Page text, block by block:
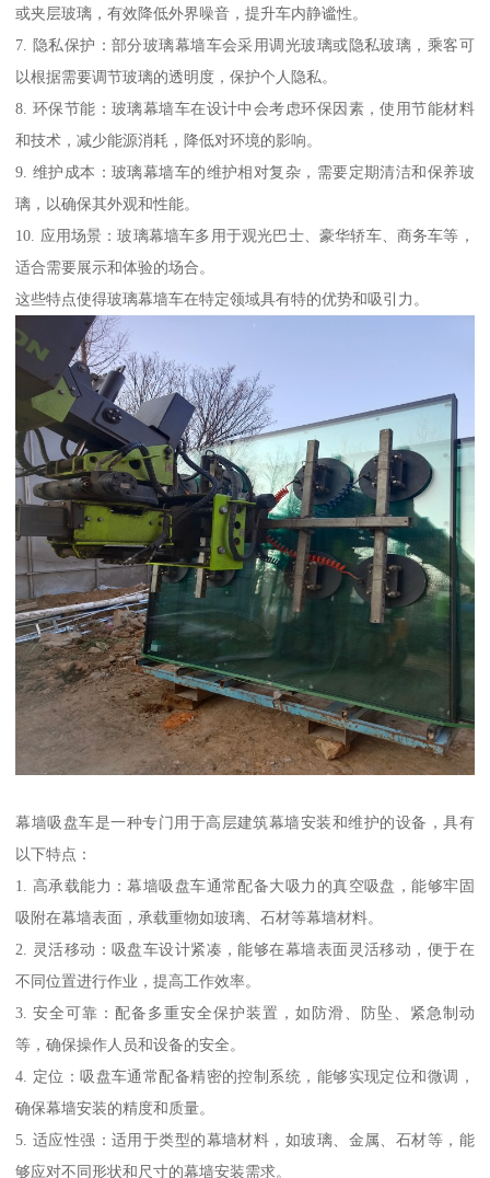
或夹层玻璃，有效降低外界噪音，提升车内静谧性。
7. 隐私保护：部分玻璃幕墙车会采用调光玻璃或隐私玻璃，乘客可
以根据需要调节玻璃的透明度，保护个人隐私。
8. 环保节能：玻璃幕墙车在设计中会考虑环保因素，使用节能材料
和技术，减少能源消耗，降低对环境的影响。
9. 维护成本：玻璃幕墙车的维护相对复杂，需要定期清洁和保养玻
璃，以确保其外观和性能。
10. 应用场景：玻璃幕墙车多用于观光巴士、豪华轿车、商务车等，
适合需要展示和体验的场合。
这些特点使得玻璃幕墙车在特定领域具有特的优势和吸引力。
幕墙吸盘车是一种专门用于高层建筑幕墙安装和维护的设备，具有
以下特点：
1. 高承载能力：幕墙吸盘车通常配备大吸力的真空吸盘，能够牢固
吸附在幕墙表面，承载重物如玻璃、石材等幕墙材料。
2. 灵活移动：吸盘车设计紧凑，能够在幕墙表面灵活移动，便于在
不同位置进行作业，提高工作效率。
3. 安全可靠：配备多重安全保护装置，如防滑、防坠、紧急制动
等，确保操作人员和设备的安全。
4. 定位：吸盘车通常配备精密的控制系统，能够实现定位和微调，
确保幕墙安装的精度和质量。
5. 适应性强：适用于类型的幕墙材料，如玻璃、金属、石材等，能
够应对不同形状和尺寸的幕墙安装需求。